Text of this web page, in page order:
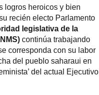
logros heroicos y bien
recién electo Parlamento
legislativa de la
continúa trabajando
corresponda con su labor
del pueblo saharaui en
del actual Ejecutivo